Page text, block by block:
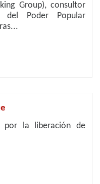
Group), consultor
del Poder Popular
por la liberación de